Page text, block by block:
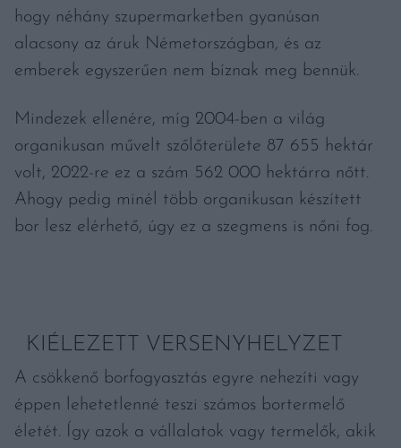
hogy néhány szupermarketben gyanúsan
alacsony az áruk Németországban, és az
emberek egyszerűen nem bíznak meg bennük.
Mindezek ellenére, míg 2004-ben a világ
organikusan művelt szőlőterülete 87 655 hektár
volt, 2022-re ez a szám 562 000 hektárra nőtt.
Ahogy pedig minél több organikusan készített
bor lesz elérhető, úgy ez a szegmens is nőni fog.
KIÉLEZETT VERSENYHELYZET
A csökkenő borfogyasztás egyre nehezíti vagy
éppen lehetetlenné teszi számos bortermelő
életét. Így azok a vállalatok vagy termelők, akik